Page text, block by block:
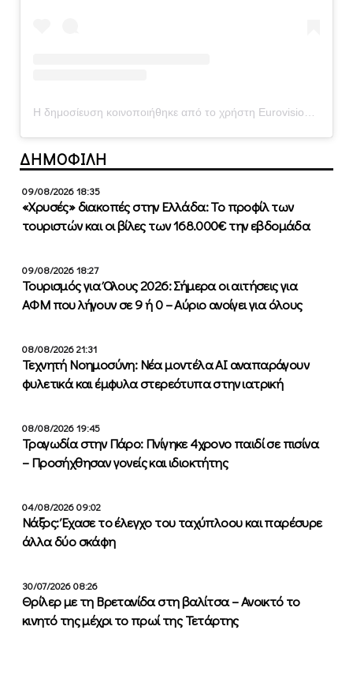
ΔΗΜΟΦΙΛΗ
09/08/2026 18:35
«Χρυσές» διακοπές στην Ελλάδα: Το προφίλ των
τουριστών και οι βίλες των 168.000€ την εβδομάδα
09/08/2026 18:27
Τουρισμός για Όλους 2026: Σήμερα οι αιτήσεις για
ΑΦΜ που λήγουν σε 9 ή 0 – Αύριο ανοίγει για όλους
08/08/2026 21:31
Τεχνητή Νοημοσύνη: Νέα μοντέλα ΑΙ αναπαράγουν
φυλετικά και έμφυλα στερεότυπα στην ιατρική
08/08/2026 19:45
Τραγωδία στην Πάρο: Πνίγηκε 4χρονο παιδί σε πισίνα
– Προσήχθησαν γονείς και ιδιοκτήτης
04/08/2026 09:02
Νάξος: Έχασε το έλεγχο του ταχύπλοου και παρέσυρε
άλλα δύο σκάφη
30/07/2026 08:26
Θρίλερ με τη Βρετανίδα στη βαλίτσα – Ανοικτό το
κινητό της μέχρι το πρωί της Τετάρτης